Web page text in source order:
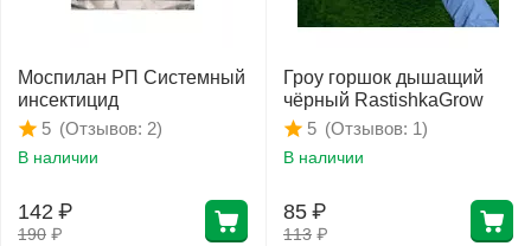
Моспилан РП Системный
инсектицид
(Отзывов: 2)
5
В наличии
190 ₽
142 ₽
Гроу горшок дышащий
чёрный RastishkaGrow
(Отзывов: 1)
5
В наличии
113 ₽
85 ₽